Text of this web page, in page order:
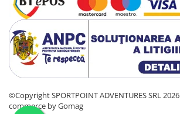
©Copyright SPORTPOINT ADVENTURES SRL 2026
commerce by Gomag